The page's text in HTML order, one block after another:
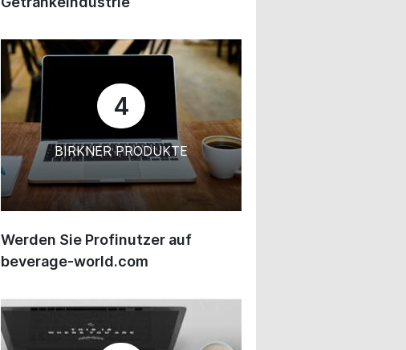
4
BIRKNER PRODUKTE
Werden Sie Profinutzer auf
beverage-world.com